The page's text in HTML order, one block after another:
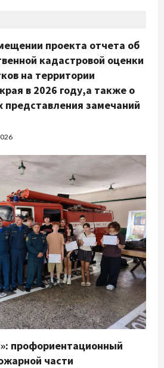
проекта отчета об
кадастровой оценки
на территории
в 2026 году,а также о
представления замечаний
профориентационный
части